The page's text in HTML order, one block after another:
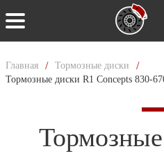
Главная / Тормозные диски /
Тормозные диски R1 Concepts 830-